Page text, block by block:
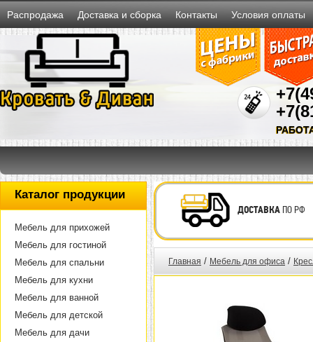
Распродажа Доставка и сборка Контакты Условия оплаты
Каталог продукции
Мебель для прихожей
Мебель для гостиной
Мебель для спальни
Мебель для кухни
Мебель для ванной
Мебель для детской
Мебель для дачи
ДОСТАВКАПО РФ
Главная / Мебель для офиса /